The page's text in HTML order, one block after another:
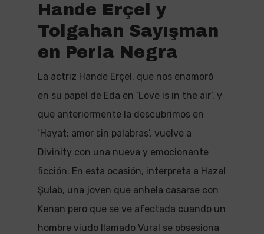
Hande Erçel y
Tolgahan Sayışman
en Perla Negra
La actriz Hande Erçel, que nos enamoró
en su papel de Eda en ‘Love is in the air’, y
que anteriormente la descubrimos en
‘Hayat: amor sin palabras’, vuelve a
Divinity con una nueva y emocionante
ficción. En esta ocasión, interpreta a Hazal
Şulab, una joven que anhela casarse con
Kenan pero que se ve afectada cuando un
hombre viudo llamado Vural se obsesiona